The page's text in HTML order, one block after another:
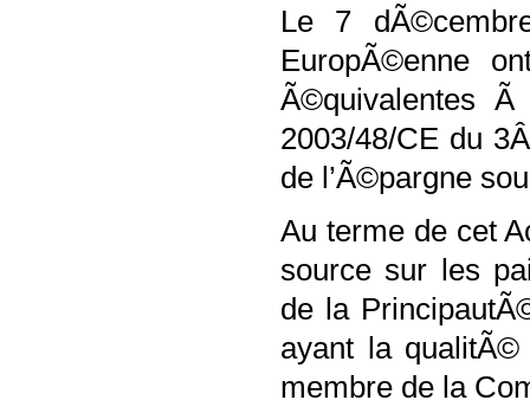
Le 7
EuropÃ©enne
Ã©quivalentes
2003/48/CE du
de l’Ã©pargne
Au terme de cet
source sur les
de la
ayant la qualitÃ©
membre de la